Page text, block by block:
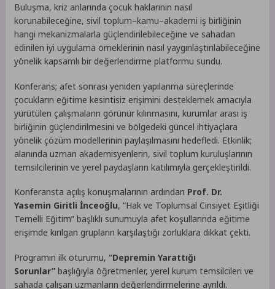
Buluşma, kriz anlarında çocuk haklarının nasıl
korunabileceğine, sivil toplum–kamu–akademi iş birliğinin
hangi mekanizmalarla güçlendirilebileceğine ve sahadan
edinilen iyi uygulama örneklerinin nasıl yaygınlaştırılabileceğine
yönelik kapsamlı bir değerlendirme platformu sundu.
Konferans; afet sonrası yeniden yapılanma süreçlerinde
çocukların eğitime kesintisiz erişimini desteklemek amacıyla
yürütülen çalışmaların görünür kılınmasını, kurumlar arası iş
birliğinin güçlendirilmesini ve bölgedeki güncel ihtiyaçlara
yönelik çözüm modellerinin paylaşılmasını hedefledi. Etkinlik;
alanında uzman akademisyenlerin, sivil toplum kuruluşlarının
temsilcilerinin ve yerel paydaşların katılımıyla gerçekleştirildi.
Konferansta açılış konuşmalarının ardından Prof. Dr.
Yasemin Giritli İnceoğlu, “Hak ve Toplumsal Cinsiyet Eşitliği
Temelli Eğitim” başlıklı sunumuyla afet koşullarında eğitime
erişimde kırılgan grupların karşılaştığı zorluklara dikkat çekti.
Programın ilk oturumu,“Depremin Yarattığı
Sorunlar” başlığıyla öğretmenler, yerel kurum temsilcileri ve
sahada çalışan uzmanların değerlendirmelerine ayrıldı.